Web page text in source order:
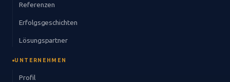
Referenzen
Erfolgsgeschichten
Lösungspartner
UNTERNEHMEN
Profil